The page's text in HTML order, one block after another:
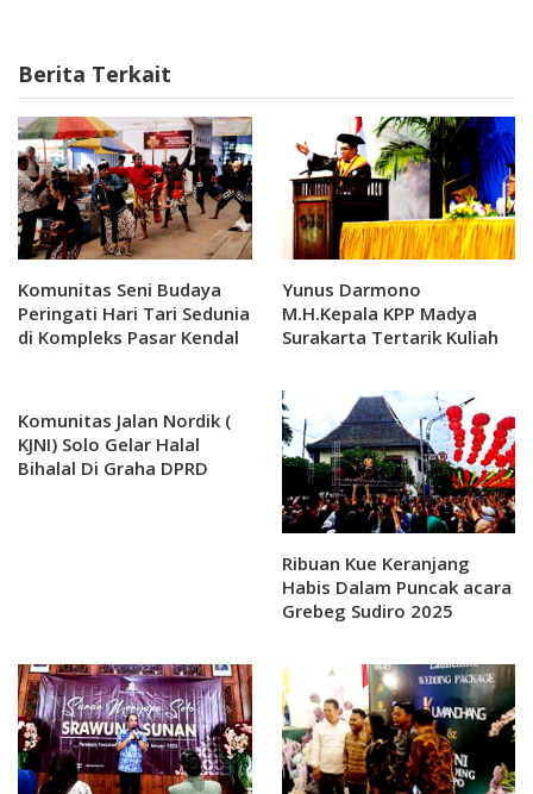
Berita Terkait
Komunitas Seni Budaya
Peringati Hari Tari Sedunia
di Kompleks Pasar Kendal
Yunus Darmono
M.H.Kepala KPP Madya
Surakarta Tertarik Kuliah
Komunitas Jalan Nordik (
KJNI) Solo Gelar Halal
Bihalal Di Graha DPRD
Ribuan Kue Keranjang
Habis Dalam Puncak acara
Grebeg Sudiro 2025